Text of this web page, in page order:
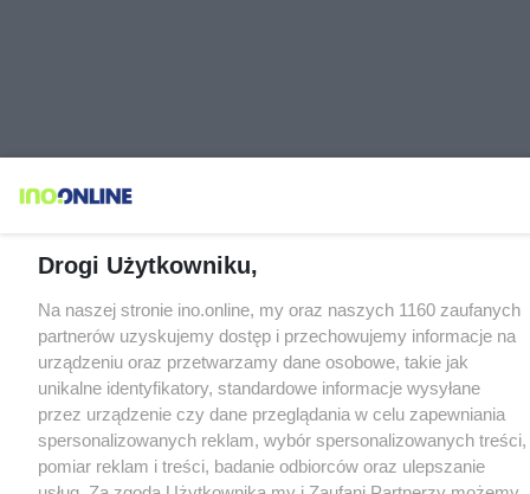
Drogi Użytkowniku,
Na naszej stronie ino.online, my oraz naszych 1160 zaufanych
partnerów uzyskujemy dostęp i przechowujemy informacje na
urządzeniu oraz przetwarzamy dane osobowe, takie jak
unikalne identyfikatory, standardowe informacje wysyłane
przez urządzenie czy dane przeglądania w celu zapewniania
spersonalizowanych reklam, wybór spersonalizowanych treści,
pomiar reklam i treści, badanie odbiorców oraz ulepszanie